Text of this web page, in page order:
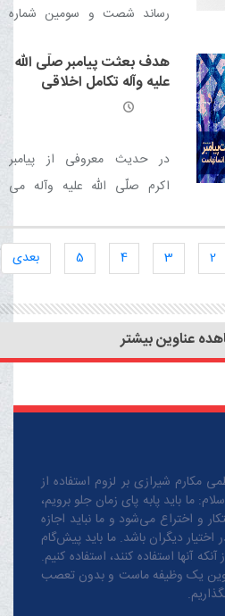
رساند شصت و سومین شماره
منتشر شد
هدف بعثت پیامبر صلّی الله
علیه وآله تکامل اخلاقی
انسانهاست
در حدیث معروفی از پیامبر
اکرم صلّی الله علیه وآله می
الاخلاق؛ من تنها برای تکمیل
فضایل اخلاقی مبعوث شده ام»
2
3
4
5 بعدی
عناوین بیشتر
مکارم شیرازی بر لزوم استفاده از
ما باید پابه پای زمان جلو برویم،
و اختراع می‌شود و ما نباید اجازه
دیگران باشد. ما باید پیش‌گام
آنها استفاده کنند، استفاده کنیم.
نوین یک وظیفه ماست و بدون تعصب